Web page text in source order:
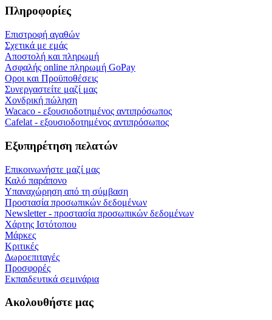
Πληροφορίες
Επιστροφή αγαθών
Σχετικά με εμάς
Αποστολή και πληρωμή
Ασφαλής online πληρωμή GoPay
Οροι και Προϋποθέσεις
Συνεργαστείτε μαζί μας
Χονδρική πώληση
Wacaco - εξουσιοδοτημένος αντιπρόσωπος
Cafelat - εξουσιοδοτημένος αντιπρόσωπος
Εξυπηρέτηση πελατών
Επικοινωνήστε μαζί μας
Καλό παράπονο
Υπαναχώρηση από τη σύμβαση
Προστασία προσωπικών δεδομένων
Newsletter - προστασία προσωπικών δεδομένων
Χάρτης Ιστότοπου
Μάρκες
Κριτικές
Δωροεπιταγές
Προσφορές
Εκπαιδευτικά σεμινάρια
Ακολουθήστε μας